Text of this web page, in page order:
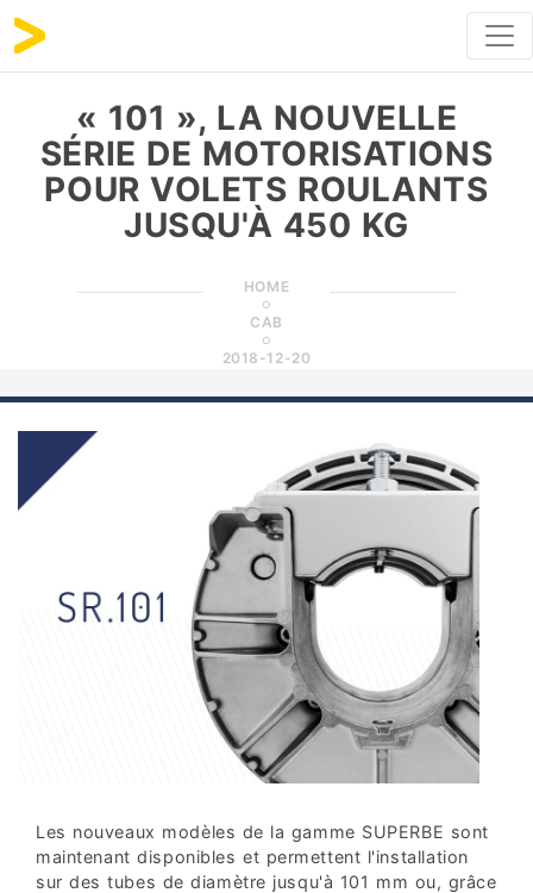
« 101 », LA NOUVELLE
SÉRIE DE MOTORISATIONS
POUR VOLETS ROULANTS
JUSQU'À 450 KG
HOME
CAB
2018-12-20
Les nouveaux modèles de la gamme SUPERBE sont
maintenant disponibles et permettent l'installation
sur des tubes de diamètre jusqu'à 101 mm ou, grâce